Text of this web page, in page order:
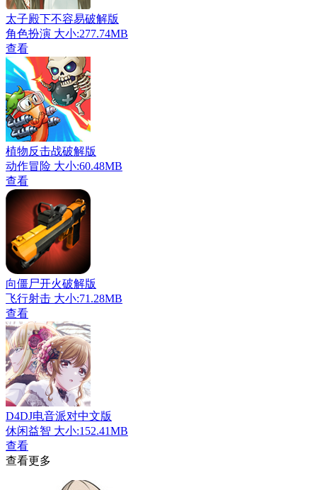
太子殿下不容易破解版
角色扮演 大小:277.74MB
查看
植物反击战破解版
动作冒险 大小:60.48MB
查看
向僵尸开火破解版
飞行射击 大小:71.28MB
查看
D4DJ电音派对中文版
休闲益智 大小:152.41MB
查看
查看更多